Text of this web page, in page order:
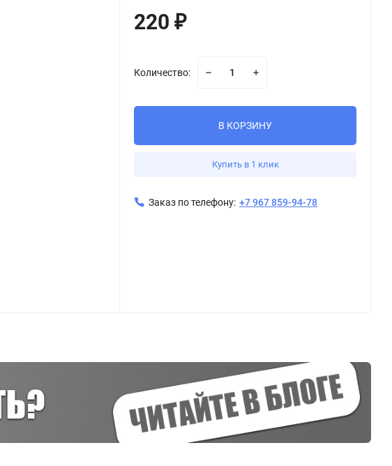
220₽
Количество:
В КОРЗИНУ
Купить в 1 клик
Заказ по телефону: +7 967 859-94-78